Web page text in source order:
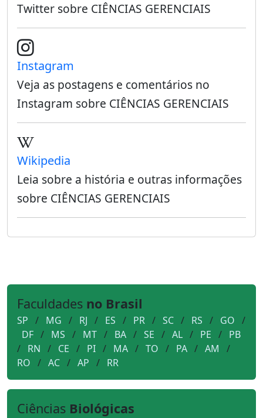
Twitter sobre CIÊNCIAS GERENCIAIS
Instagram
Veja as postagens e comentários no
Instagram sobre CIÊNCIAS GERENCIAIS
Wikipedia
Leia sobre a história e outras informações
sobre CIÊNCIAS GERENCIAIS
Faculdades no Brasil
SP / MG / RJ / ES / PR / SC / RS / GO /
DF / MS / MT / BA / SE / AL / PE / PB
/ RN / CE / PI / MA / TO / PA / AM /
RO / AC / AP / RR
Ciências Biológicas